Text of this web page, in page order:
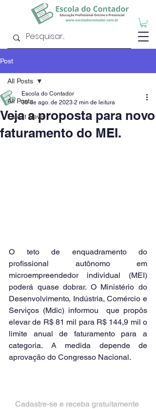
Post
All Posts
Latest News
All Posts
Veja a proposta para novo
faturamento do MEI.
Escola do Contador
30 de ago. de 2023 2 min de leitura
O teto de enquadramento do
profissional autônomo em
microempreendedor individual (MEI)
poderá quase dobrar. O Ministério do
Desenvolvimento, Indústria, Comércio e
Serviços (Mdic) informou  que propôs
elevar de R$ 81 mil para R$ 144,9 mil o
limite anual de faturamento para a
categoria. A medida depende de
aprovação do Congresso Nacional.
Cadastre-se e receba gratuitamente